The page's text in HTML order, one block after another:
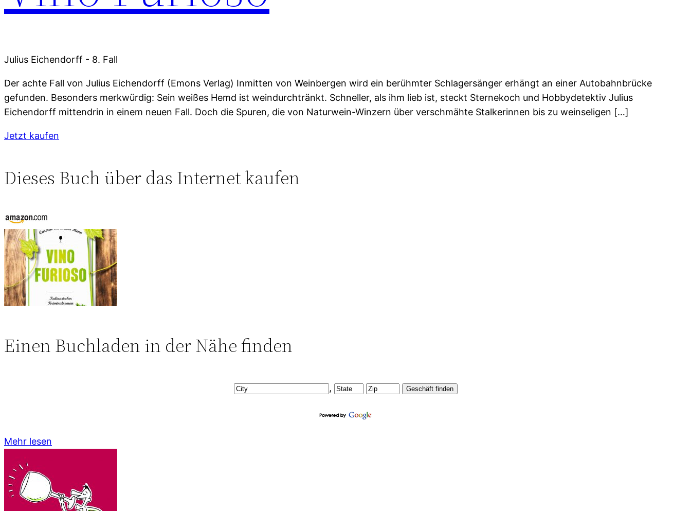
Julius Eichendorff - 8. Fall
Der achte Fall von Julius Eichendorff (Emons Verlag) Inmitten von Weinbergen wird ein berühmter Schlagersänger erhängt an einer Autobahnbrücke
gefunden. Besonders merkwürdig: Sein weißes Hemd ist weindurchtränkt. Schneller, als ihm lieb ist, steckt Sternekoch und Hobbydetektiv Julius
Eichendorff mittendrin in einem neuen Fall. Doch die Spuren, die von Naturwein-Winzern über verschmähte Stalkerinnen bis zu weinseligen […]
Jetzt kaufen
Dieses Buch über das Internet kaufen
Einen Buchladen in der Nähe finden
,
Mehr lesen